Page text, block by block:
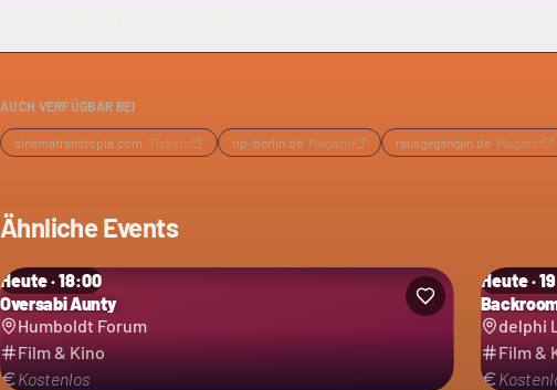
AUCH VERFÜGBAR BEI
sinematranstopia.com· Tickets tip-berlin.de· Magazin rausgegangen.de· Magazin
Ähnliche Events
Heute · 18:00
Oversabi Aunty
Humboldt Forum
Film & Kino
Kostenlos
Heute ·
delphi
Film &